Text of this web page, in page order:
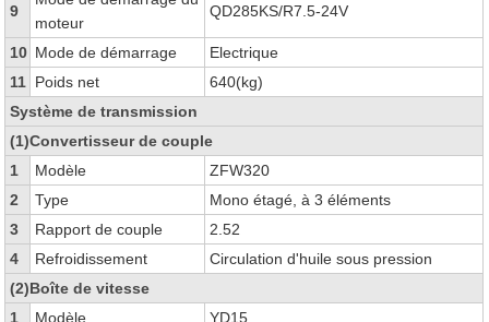
9
moteur
QD285KS/R7.5-24V
10 Mode de démarrage
Electrique
11 Poids net
640(kg)
Système de transmission
(1)Convertisseur de couple
1
Modèle
ZFW320
2
Type
Mono étagé, à 3 éléments
3
Rapport de couple
2.52
4
Refroidissement
Circulation d'huile sous pression
(2)Boîte de vitesse
1
Modèle YD15